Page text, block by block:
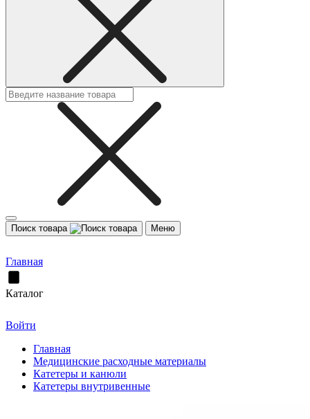
Поиск товара Меню
Главная
Каталог
Войти
Главная
Медицинские расходные материалы
Катетеры и канюли
Катетеры внутривенные